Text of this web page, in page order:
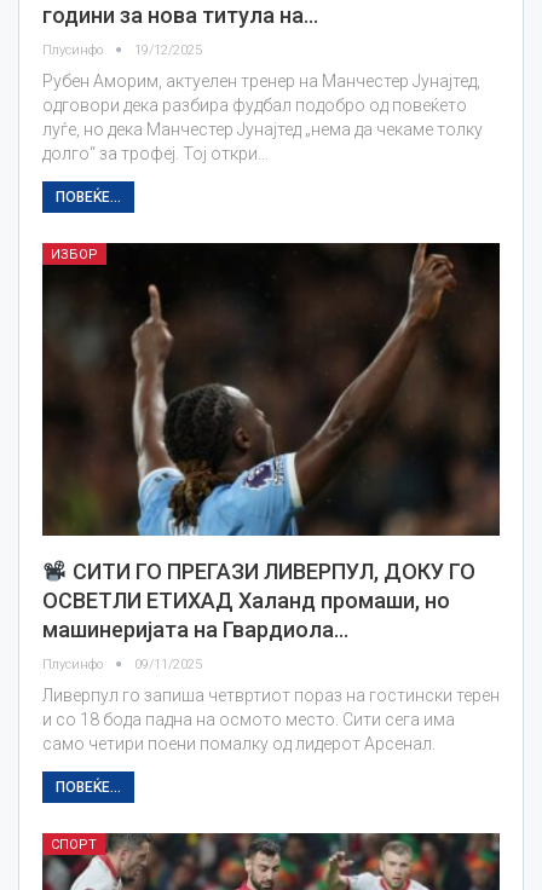
години за нова титула на…
Плусинфо 19/12/2025
Рубен Аморим, актуелен тренер на Манчестер Јунајтед,
одговори дека разбира фудбал подобро од повеќето
луѓе, но дека Манчестер Јунајтед „нема да чекаме толку
долго“ за трофеј. Тој откри…
ПОВЕЌЕ...
ИЗБОР
СИТИ ГО ПРЕГАЗИ ЛИВЕРПУЛ, ДОКУ ГО
ОСВЕТЛИ ЕТИХАД Халанд промаши, но
машинеријата на Гвардиола…
Плусинфо 09/11/2025
Ливерпул го запиша четвртиот пораз на гостински терен
и со 18 бода падна на осмото место. Сити сега има
само четири поени помалку од лидерот Арсенал.
ПОВЕЌЕ...
СПОРТ